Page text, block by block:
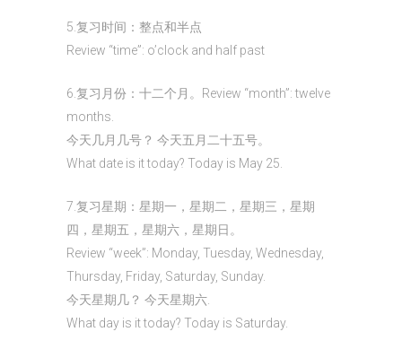
5.复习时间：整点和半点
Review “time”: o’clock and half past
6.复习月份：十二个月。Review “month”: twelve
months.
今天几月几号？ 今天五月二十五号。
What date is it today? Today is May 25.
7.复习星期：星期一，星期二，星期三，星期
四，星期五，星期六，星期日。
Review “week”: Monday, Tuesday, Wednesday,
Thursday, Friday, Saturday, Sunday.
今天星期几？ 今天星期六.
What day is it today? Today is Saturday.